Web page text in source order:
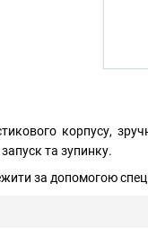
корпусу,
та зупинку.
за допомогою